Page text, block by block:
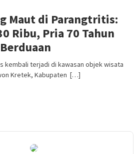
Maut di Parangtritis:
Ribu, Pria 70 Tahun
kembali terjadi di kawasan objek wisata
Kretek, Kabupaten […]